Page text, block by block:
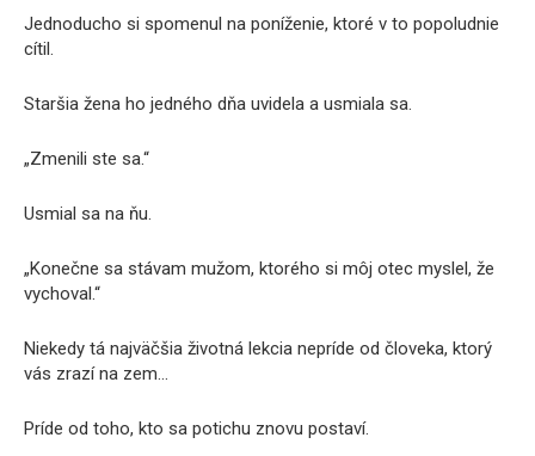
Jednoducho si spomenul na poníženie, ktoré v to popoludnie
cítil.
Staršia žena ho jedného dňa uvidela a usmiala sa.
„Zmenili ste sa.“
Usmial sa na ňu.
„Konečne sa stávam mužom, ktorého si môj otec myslel, že
vychoval.“
Niekedy tá najväčšia životná lekcia nepríde od človeka, ktorý
vás zrazí na zem…
Príde od toho, kto sa potichu znovu postaví.